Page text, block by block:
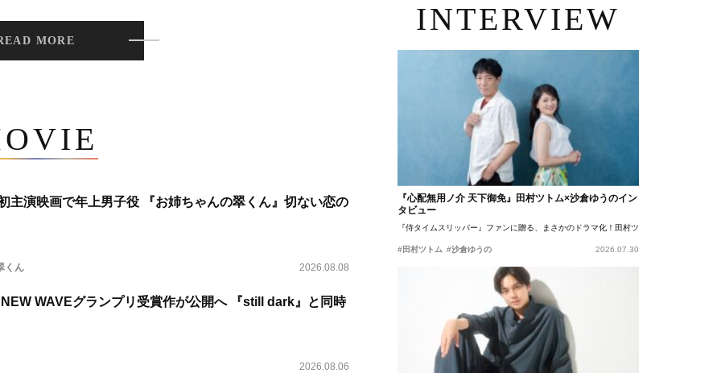
MORE
主演映画で年上男子役 『お姉ちゃんの翠くん』切ない恋の
くん 2026.08.08
WAVEグランプリ受賞作が公開へ 『still dark』と同時
2026.08.06
INTERVIEW
『心配無用ノ介 天下御免』田村ツトム×沙倉ゆうのイン
タビュー
『侍タイムスリッパー』ファンに贈る、まさかのドラマ化！田村ツトム×沙倉ゆうのが語
#田村ツトム #沙倉ゆうの 2026.07.30